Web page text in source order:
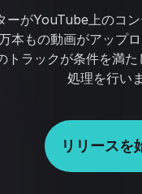
がYouTube上のコ
本もの動画がアップ
トラックが条件を満
処理を行い
リリースを